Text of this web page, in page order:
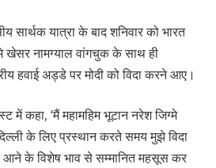
सार्थक यात्रा के बाद शनिवार को भारत
खेसर नामग्याल वांगचुक के साथ ही
हवाई अड्डे पर मोदी को विदा करने आए।
में कहा, ‘मैं महामहिम भूटान नरेश जिग्मे
के लिए प्रस्थान करते समय मुझे विदा
के विशेष भाव से सम्मानित महसूस कर